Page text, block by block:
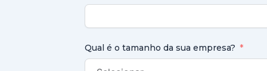
Qual é o tamanho da sua empresa?